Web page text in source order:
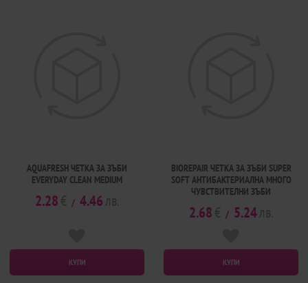
AQUAFRESH ЧЕТКА ЗА ЗЪБИ
EVERYDAY CLEAN MEDIUM
2.28 / 4.46
КУПИ
BIOREPAIR ЧЕТКА ЗА ЗЪБИ SUPER
SOFT АНТИБАКТЕРИАЛНА МНОГО
ЧУВСТВИТЕЛНИ ЗЪБИ
2.68 / 5.24
КУПИ